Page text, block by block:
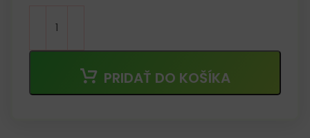
PRIDAŤ DO KOŠÍKA